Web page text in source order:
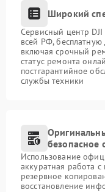
Широкий
Сервисный центр DJI
всей РФ, бесплатную
включая срочный
статус ремонта
постгарантийное
службы техники
безопасное
Использование
аккуратная работа
резервное
восстановление